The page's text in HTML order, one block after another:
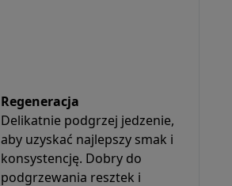
Regeneracja
Delikatnie podgrzej jedzenie,
aby uzyskać najlepszy smak i
konsystencję. Dobry do
podgrzewania resztek i